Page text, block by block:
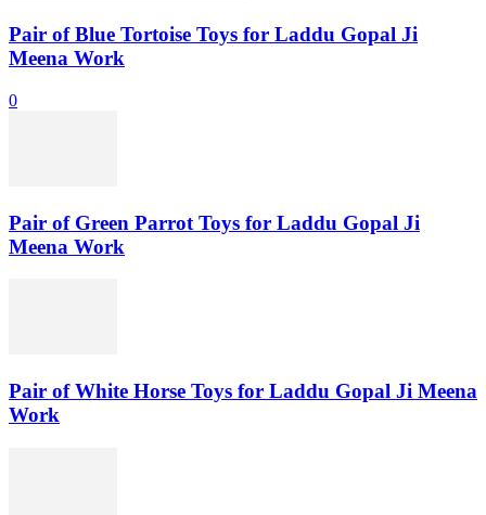
Pair of Blue Tortoise Toys for Laddu Gopal Ji
Meena Work
0
Pair of Green Parrot Toys for Laddu Gopal Ji
Meena Work
Pair of White Horse Toys for Laddu Gopal Ji Meena
Work